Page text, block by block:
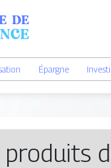
Épargne
produits